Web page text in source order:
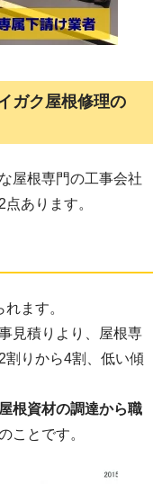
ガク屋根修理の
屋根専門の工事会社
あります。
ます。
見積りより、屋根専
割りから4割、低い傾
屋根資材の調達から職
ことです。